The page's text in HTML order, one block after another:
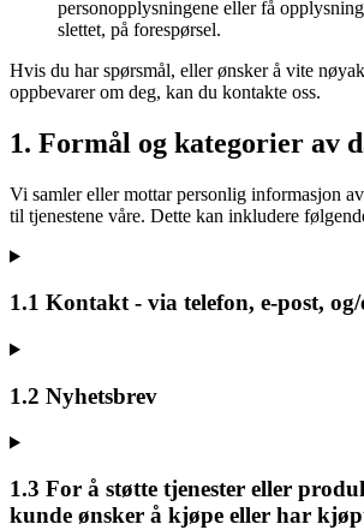
personopplysningene eller få
slettet, på forespørsel.
Hvis du har spørsmål, eller ønsker å vite
oppbevarer om deg, kan du kontakte oss.
1. Formål og kategorier av
Vi samler eller mottar personlig informasjon
til tjenestene våre. Dette kan inkludere
1.1 Kontakt - via telefon, e-post,
1.2 Nyhetsbrev
1.3 For å støtte tjenester eller
kunde ønsker å kjøpe eller har